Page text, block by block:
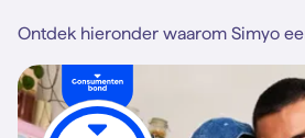
Ontdek hieronder waarom Simyo